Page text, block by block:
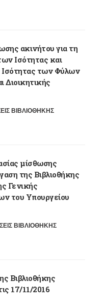
ακινήτου για τη
Ισότητας και
Ισότητας των Φύλων
Διοικητικής
ΒΙΒΛΙΟΘΗΚΗΣ
μίσθωσης
της Βιβλιοθήκης
Γενικής
του Υπουργείου
ΒΙΒΛΙΟΘΗΚΗΣ
Βιβλιοθήκης
17/11/2016